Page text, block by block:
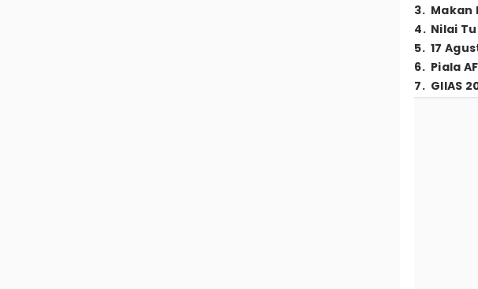
3. Makan
4. Nilai
5. 17
6. Piala
7. GIIAS